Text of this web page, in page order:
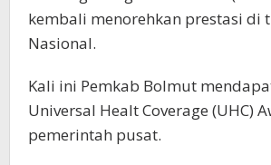
kembali menorehkan prestasi di
Nasional.
Kali ini Pemkab Bolmut
Universal Healt Coverage (UHC)
pemerintah pusat.